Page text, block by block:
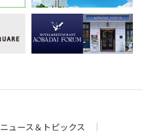
ニュース＆トピックス